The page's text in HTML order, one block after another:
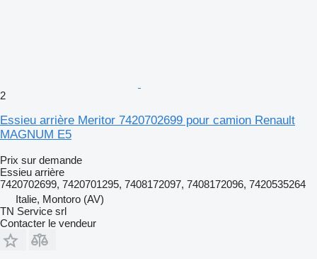
2
Essieu arrière Meritor 7420702699 pour camion Renault
MAGNUM E5
Prix sur demande
Essieu arrière
7420702699, 7420701295, 7408172097, 7408172096, 7420535264
Italie, Montoro (AV)
TN Service srl
Contacter le vendeur